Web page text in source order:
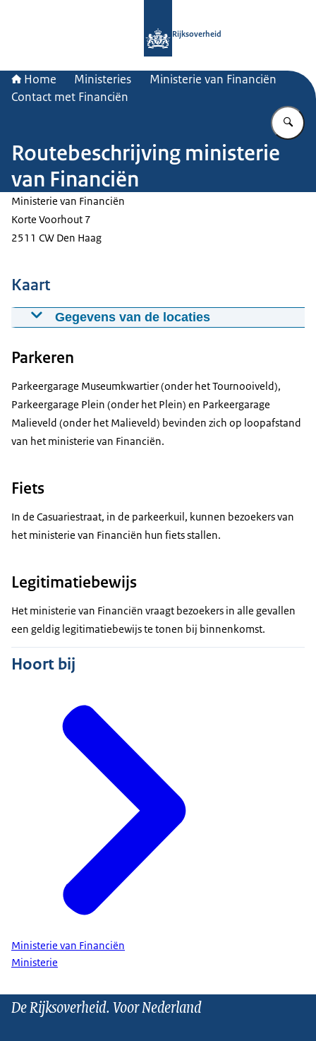
Rijksoverheid
Home Ministeries
Ministerie van Financiën
Contact met Financiën
Routebeschrijving ministerie
van Financiën
Ministerie van Financiën
Korte Voorhout 7
2511 CW Den Haag
Kaart
Gegevens van de locaties
Ministerie van Financiën
Korte Voorhout 7 2511 CW Den Haag
Parkeren
Parkeergarage Museumkwartier (onder het Tournooiveld),
Parkeergarage Plein (onder het Plein) en Parkeergarage
Malieveld (onder het Malieveld) bevinden zich op loopafstand
van het ministerie van Financiën.
Fiets
In de Casuariestraat, in de parkeerkuil, kunnen bezoekers van
het ministerie van Financiën hun fiets stallen.
Legitimatiebewijs
Het ministerie van Financiën vraagt bezoekers in alle gevallen
een geldig legitimatiebewijs te tonen bij binnenkomst.
Hoort bij
Ministerie van Financiën
Ministerie
De Rijksoverheid. Voor Nederland